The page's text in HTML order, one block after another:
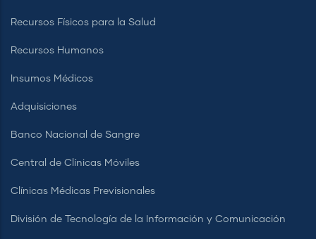
Recursos Físicos para la Salud
Recursos Humanos
Insumos Médicos
Adquisiciones
Banco Nacional de Sangre
Central de Clínicas Móviles
Clínicas Médicas Previsionales
División de Tecnología de la Información y Comunicación